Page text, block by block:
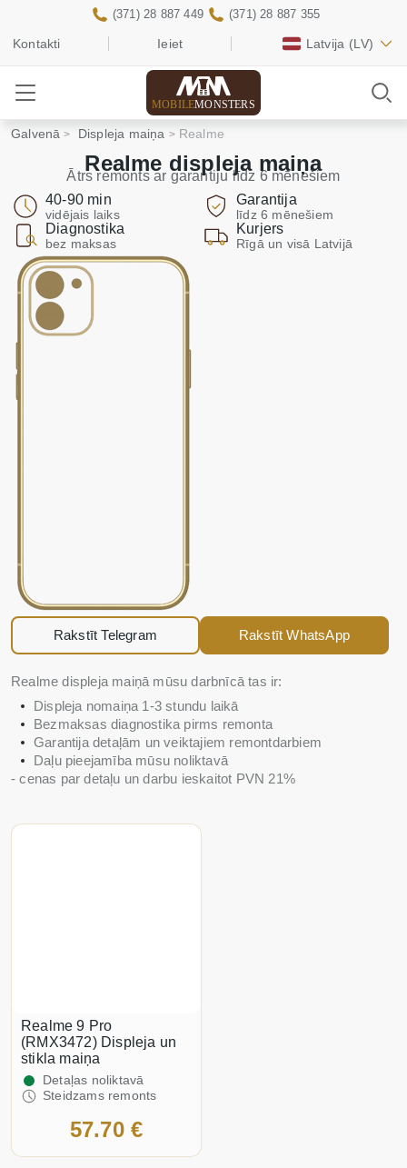
Kontakti Ieiet Latvija (LV)
(371) 28 887 449 (371) 28 887 355
MOBILEMONSTERS
Galvenā Displeja maiņa Realme
Realme displeja maiņa
Ātrs remonts ar garantiju līdz 6 mēnešiem
40-90 min
vidējais laiks
Garantija
līdz 6 mēnešiem
Diagnostika
bez maksas
Kurjers
Rīgā un visā Latvijā
Rakstīt Telegram Rakstīt WhatsApp
Realme displeja maiņā mūsu darbnīcā tas ir:
Displeja nomaiņa 1-3 stundu laikā
Bezmaksas diagnostika pirms remonta
Garantija detaļām un veiktajiem remontdarbiem
Daļu pieejamība mūsu noliktavā
- cenas par detaļu un darbu ieskaitot PVN 21%
Realme 9 Pro
(RMX3472) Displeja un
stikla maiņa
Detaļas noliktavā
Steidzams remonts
57.70 €